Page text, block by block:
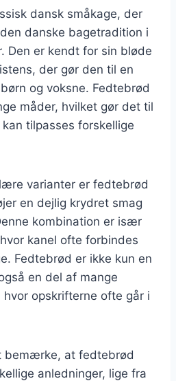
dansk småkage, der
danske bagetradition i
Den er kendt for sin bløde
der gør den til en
og voksne. Fedtebrød
måder, hvilket gør det til
tilpasses forskellige
varianter er fedtebrød
en dejlig krydret smag
kombination er især
kanel ofte forbindes
Fedtebrød er ikke kun en
en del af mange
opskrifterne ofte går i
bemærke, at fedtebrød
anledninger, lige fra